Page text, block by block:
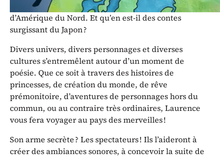
certainement pas la même résonance que ceux
d’Amérique du Nord. Et qu’en est-il des contes
surgissant du Japon ?
Divers univers, divers personnages et diverses
cultures s’entremêlent autour d’un moment de
poésie. Que ce soit à travers des histoires de
princesses, de création du monde, de rêve
prémonitoire, d’aventures de personnages hors du
commun, ou au contraire très ordinaires, Laurence
vous fera voyager au pays des merveilles !
Son arme secrète ? Les spectateurs ! Ils l’aideront à
créer des ambiances sonores, à concevoir la suite de